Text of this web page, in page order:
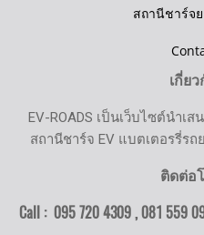
สถานีชาร์จ
เกี่ยว
EV-ROADS เป็นเว็บไซต์นำ
สถานีชาร์จ EV แบตเตอรรี่ร
ติดต่อ
Call : 095 720 4309 , 081 559